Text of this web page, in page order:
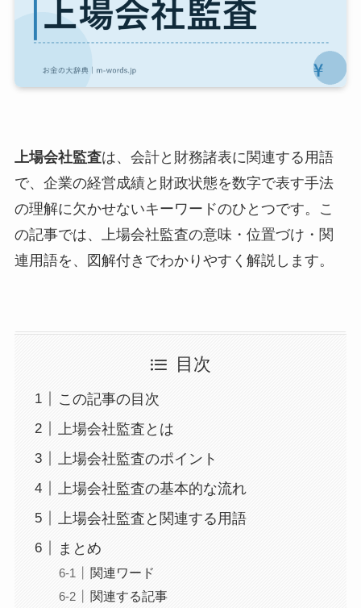
上場会社監査は、会計と財務諸表に関連する用語
で、企業の経営成績と財政状態を数字で表す手法
の理解に欠かせないキーワードのひとつです。こ
の記事では、上場会社監査の意味・位置づけ・関
連用語を、図解付きでわかりやすく解説します。
目次
この記事の目次
上場会社監査とは
上場会社監査のポイント
上場会社監査の基本的な流れ
上場会社監査と関連する用語
まとめ
関連ワード
関連する記事